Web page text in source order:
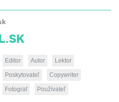
Editor Autor Lektor
Poskytovateľ Copywriter
Fotograf Používateľ